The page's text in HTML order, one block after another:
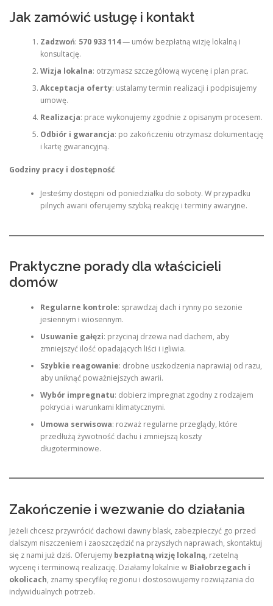
Jak zamówić usługę i kontakt
Zadzwoń: 570 933 114— umów bezpłatną wizję lokalną i
konsultację.
Wizja lokalna: otrzymasz szczegółową wycenę i plan prac.
Akceptacja oferty: ustalamy termin realizacji i podpisujemy
umowę.
Realizacja: prace wykonujemy zgodnie z opisanym procesem.
Odbiór i gwarancja: po zakończeniu otrzymasz dokumentację
i kartę gwarancyjną.
Godziny pracy i dostępność
Jesteśmy dostępni od poniedziałku do soboty. W przypadku
pilnych awarii oferujemy szybką reakcję i terminy awaryjne.
Praktyczne porady dla właścicieli
domów
Regularne kontrole: sprawdzaj dach i rynny po sezonie
jesiennym i wiosennym.
Usuwanie gałęzi: przycinaj drzewa nad dachem, aby
zmniejszyć ilość opadających liści i igliwia.
Szybkie reagowanie: drobne uszkodzenia naprawiaj od razu,
aby uniknąć poważniejszych awarii.
Wybór impregnatu: dobierz impregnat zgodny z rodzajem
pokrycia i warunkami klimatycznymi.
Umowa serwisowa: rozważ regularne przeglądy, które
przedłużą żywotność dachu i zmniejszą koszty
długoterminowe.
Zakończenie i wezwanie do działania
Jeżeli chcesz przywrócić dachowi dawny blask, zabezpieczyć go przed
dalszym niszczeniem i zaoszczędzić na przyszłych naprawach, skontaktuj
się z nami już dziś. Oferujemy bezpłatną wizję lokalną, rzetelną
wycenę i terminową realizację. Działamy lokalnie w Białobrzegach i
okolicach, znamy specyfikę regionu i dostosowujemy rozwiązania do
indywidualnych potrzeb.